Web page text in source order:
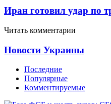
Иран готовил удар по
Читать комментарии
Новости Украины
Последние
Популярные
Комментируемые